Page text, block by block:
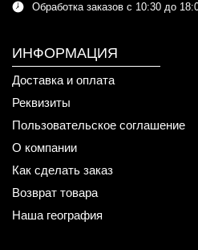
Обработка заказов с 10:30 до
ИНФОРМАЦИЯ
Доставка и оплата
Реквизиты
Пользовательское соглашение
О компании
Как сделать заказ
Возврат товара
Наша география